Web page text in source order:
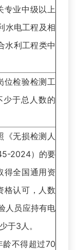
专业中级以上
水电工程及相
水利工程类中
位检验检测工
于总人数的
《无损检测人
2024）的要
得全国通用资
格认可，人数
人员应持有电
于3人。
龄不得超过70